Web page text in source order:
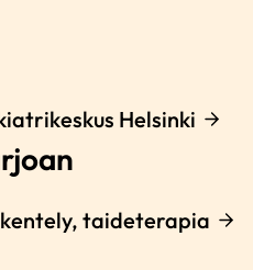
Helsinki
taideterapia